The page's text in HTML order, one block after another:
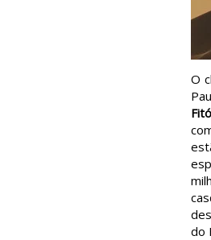
O
Fitó
do